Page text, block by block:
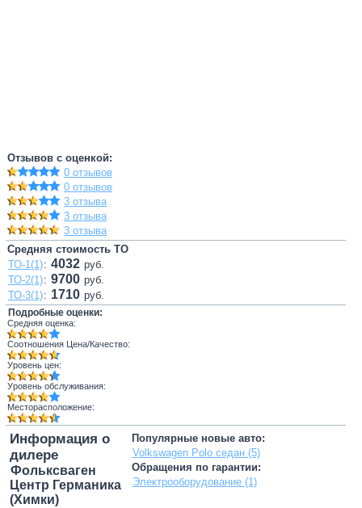
Отзывов с оценкой:
0 отзывов
0 отзывов
3 отзыва
3 отзыва
3 отзыва
Средняя стоимость ТО
ТО-1(1): 4032 руб.
ТО-2(1): 9700 руб.
ТО-3(1): 1710 руб.
Подробные оценки:
Средняя оценка:
Соотношения Цена/Качество:
Уровень цен:
Уровень обслуживания:
Месторасположение:
Популярные новые авто:
Volkswagen Polo седан (5)
Обращения по гарантии:
Электрооборудование (1)
Информация о
дилере
Фольксваген
Центр Германика
(Химки)